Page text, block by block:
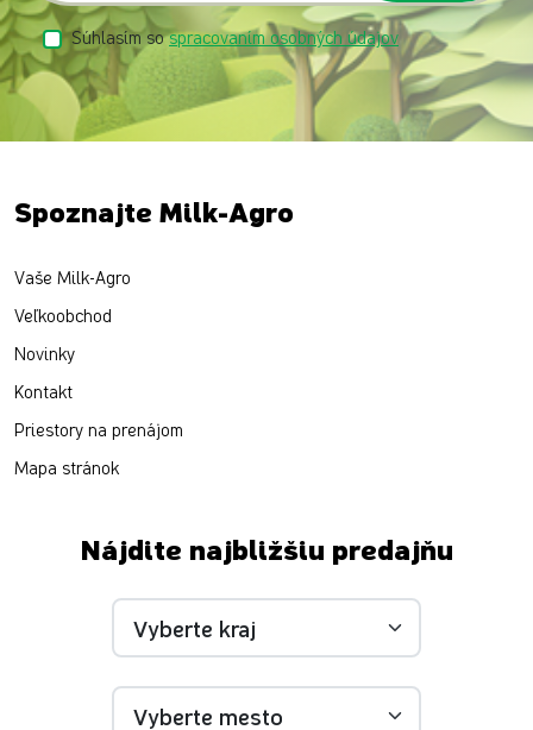
Súhlasím sospracovaním osobných údajov
Spoznajte Milk-Agro
Vaše Milk-Agro
Veľkoobchod
Novinky
Kontakt
Priestory na prenájom
Mapa stránok
Nájdite najbližšiu predajňu